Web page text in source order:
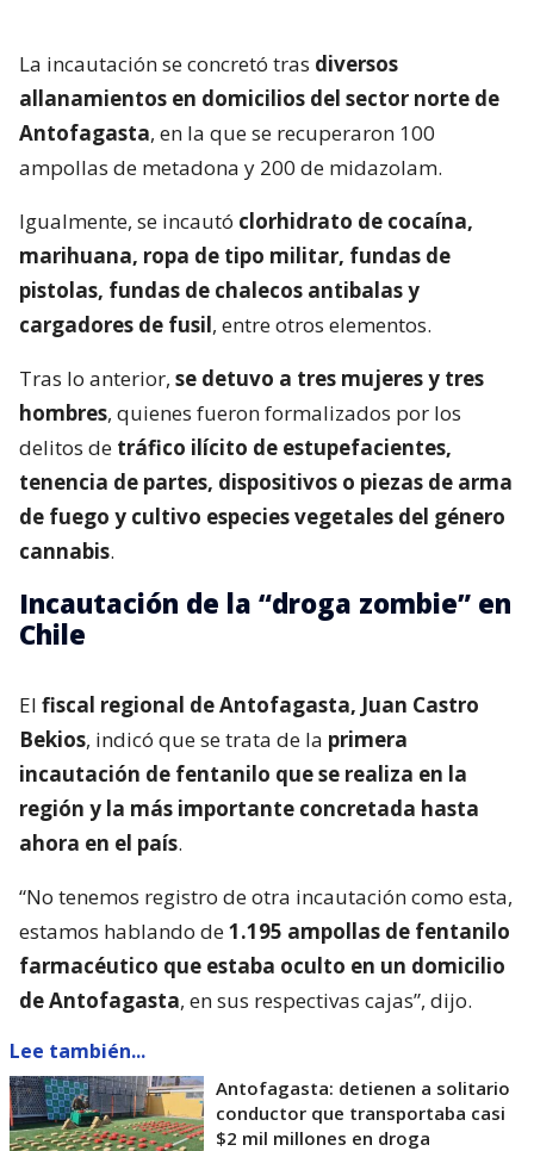
La incautación se concretó tras diversos
allanamientos en domicilios del sector norte de
Antofagasta, en la que se recuperaron 100
ampollas de metadona y 200 de midazolam.
Igualmente, se incautó clorhidrato de cocaína,
marihuana, ropa de tipo militar, fundas de
pistolas, fundas de chalecos antibalas y
cargadores de fusil, entre otros elementos.
Tras lo anterior, se detuvo a tres mujeres y tres
hombres, quienes fueron formalizados por los
delitos de tráfico ilícito de estupefacientes,
tenencia de partes, dispositivos o piezas de arma
de fuego y cultivo especies vegetales del género
cannabis.
Incautación de la “droga zombie” en
Chile
El fiscal regional de Antofagasta, Juan Castro
Bekios, indicó que se trata de la primera
incautación de fentanilo que se realiza en la
región y la más importante concretada hasta
ahora en el país.
“No tenemos registro de otra incautación como esta,
estamos hablando de1.195 ampollas de fentanilo
farmacéutico que estaba oculto en un domicilio
de Antofagasta, en sus respectivas cajas”, dijo.
Lee también...
Antofagasta: detienen a solitario
conductor que transportaba casi
$2 mil millones en droga